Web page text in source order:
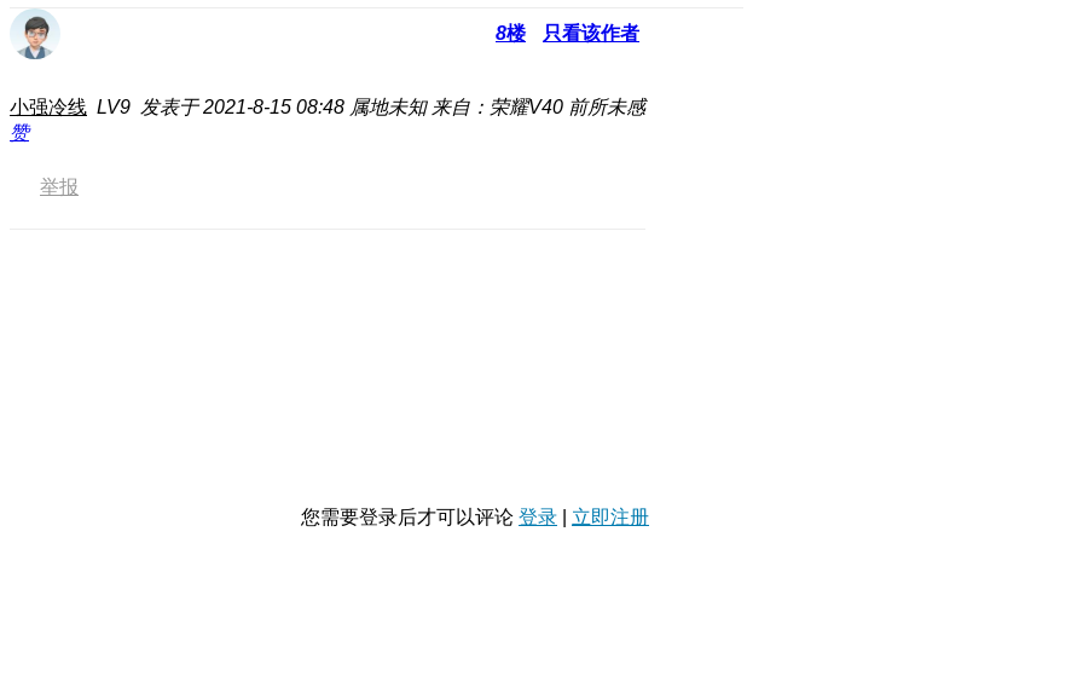
8楼 只看该作者
小强冷线 LV9 发表于 2021-8-15 08:48 属地未知 来自：荣耀V40 前所未感
赞
举报
您需要登录后才可以评论 登录 立即注册